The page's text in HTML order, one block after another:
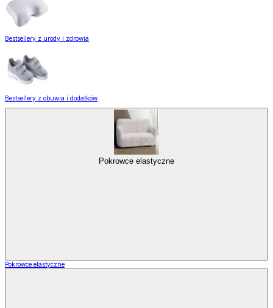
Bestsellery z urody i zdrowia
Bestsellery z obuwia i dodatków
Pokrowce elastyczne
Pokrowce elastyczne